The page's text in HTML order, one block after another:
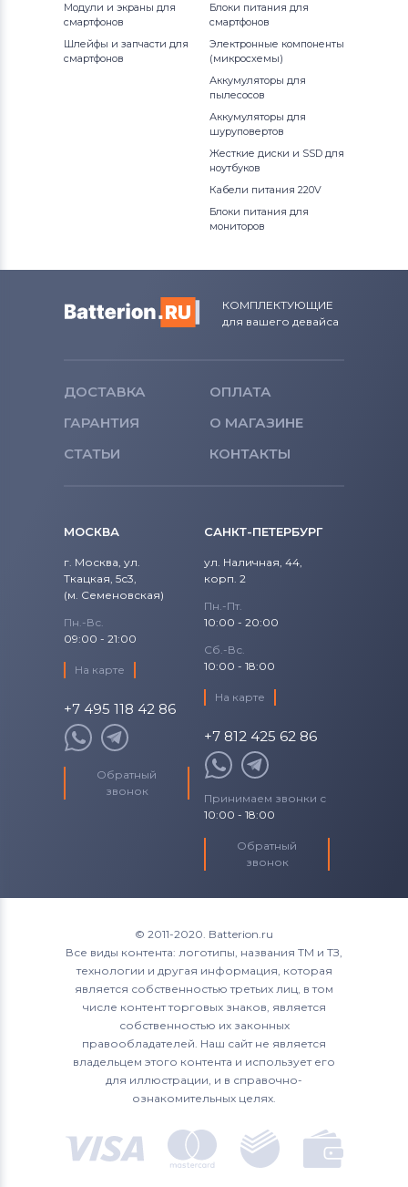
Модули и экраны для
смартфонов
Шлейфы и запчасти для
смартфонов
Блоки питания для
смартфонов
Электронные компоненты
(микросхемы)
Аккумуляторы для
пылесосов
Аккумуляторы для
шуруповертов
Жесткие диски и SSD для
ноутбуков
Кабели питания 220V
Блоки питания для
мониторов
КОМПЛЕКТУЮЩИЕ
для вашего девайса
ДОСТАВКА
ОПЛАТА
ГАРАНТИЯ
О МАГАЗИНЕ
СТАТЬИ
КОНТАКТЫ
МОСКВА
г. Москва, ул.
Ткацкая, 5с3,
(м. Семеновская)
Пн.-Вс.
09:00 - 21:00
На карте
+7 495 118 42 86
Обратный
звонок
САНКТ-ПЕТЕРБУРГ
ул. Наличная, 44,
корп. 2
Пн.-Пт.
10:00 - 20:00
Сб.-Вс.
10:00 - 18:00
На карте
+7 812 425 62 86
Принимаем звонки с
10:00 - 18:00
Обратный
звонок
© 2011-2020. Batterion.ru
Все виды контента: логотипы, названия ТМ и ТЗ,
технологии и другая информация, которая
является собственностью третьих лиц, в том
числе контент торговых знаков, является
собственностью их законных
правообладателей. Наш сайт не является
владельцем этого контента и использует его
для иллюстрации, и в справочно-
ознакомительных целях.